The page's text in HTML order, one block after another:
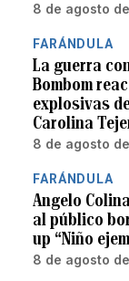
8 de agosto
FARÁNDULA
La guerra
Bombom
explosivas
Carolina
8 de agosto
FARÁNDULA
Angelo
al público
up “Niño
8 de agosto